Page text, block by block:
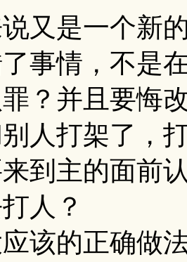
又是一个新
事情，不是
？并且要悔
人打架了，
到主的面前
人？
该的正确做